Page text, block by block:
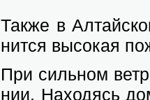
Так­же в
нит­ся вы­со­кая
При силь­ном
нии. На­хо­дясь